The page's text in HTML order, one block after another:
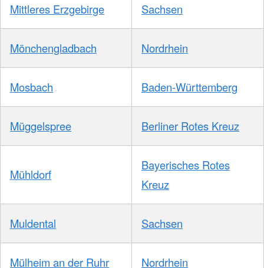
Mittleres Erzgebirge Sachsen
Mönchengladbach Nordrhein
Mosbach Baden-Württemberg
Müggelspree Berliner Rotes Kreuz
Mühldorf
Bayerisches Rotes
Kreuz
Muldental Sachsen
Mülheim an der Ruhr Nordrhein